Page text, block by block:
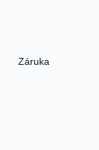
Záruka